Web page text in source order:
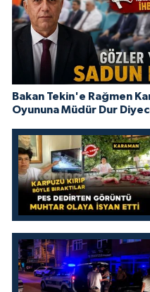
Bakan Tekin'e Rağmen
Oyununa Müdür Dur